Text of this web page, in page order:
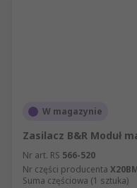
W magazynie
Zasilacz B&R Moduł
Nr art. RS 566-520
Nr części producenta
Suma częściowa (1 sztuka)